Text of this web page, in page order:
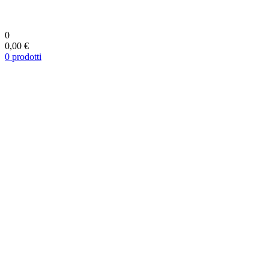
0
0,00 €
0 prodotti